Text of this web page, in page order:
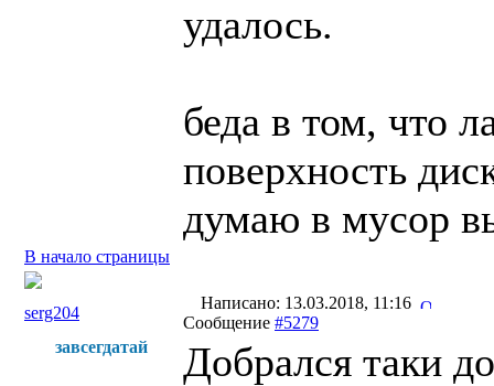
удалось.
беда в том, что
поверхность
думаю в мусор
В начало страницы
serg204
Написано: 13.03.2018, 11:16
Сообщение #5279
завсегдатай
Добрался таки